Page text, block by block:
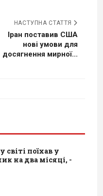
НАСТУПНА СТАТТЯ
Іран поставив США
нові умови для
досягнення мирної...
поїхав у
на два місяці, -